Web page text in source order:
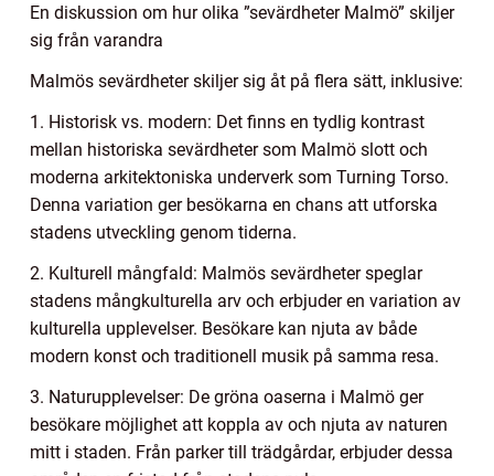
En diskussion om hur olika ”sevärdheter Malmö” skiljer
sig från varandra
Malmös sevärdheter skiljer sig åt på flera sätt, inklusive:
1. Historisk vs. modern: Det finns en tydlig kontrast
mellan historiska sevärdheter som Malmö slott och
moderna arkitektoniska underverk som Turning Torso.
Denna variation ger besökarna en chans att utforska
stadens utveckling genom tiderna.
2. Kulturell mångfald: Malmös sevärdheter speglar
stadens mångkulturella arv och erbjuder en variation av
kulturella upplevelser. Besökare kan njuta av både
modern konst och traditionell musik på samma resa.
3. Naturupplevelser: De gröna oaserna i Malmö ger
besökare möjlighet att koppla av och njuta av naturen
mitt i staden. Från parker till trädgårdar, erbjuder dessa